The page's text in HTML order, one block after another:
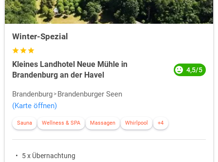
Winter-Spezial
Kleines Landhotel Neue Mühle in
Brandenburg an der Havel
4,5/5
Brandenburg
Brandenburger Seen
(Karte öffnen)
Sauna Wellness & SPA Massagen Whirlpool +4
5 x Übernachtung